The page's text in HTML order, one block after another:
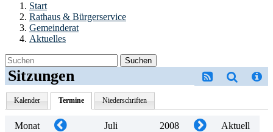
Start
Rathaus & Bürgerservice
Gemeinderat
Aktuelles
Suchen
Sitzungen
Kalender Termine Niederschriften
Monat Juli 2008 Aktuell